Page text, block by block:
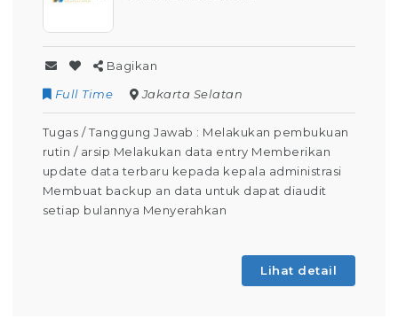
Bagikan
Full Time
Jakarta Selatan
Tugas / Tanggung Jawab : Melakukan pembukuan
rutin / arsip Melakukan data entry Memberikan
update data terbaru kepada kepala administrasi
Membuat backup an data untuk dapat diaudit
setiap bulannya Menyerahkan
Lihat detail